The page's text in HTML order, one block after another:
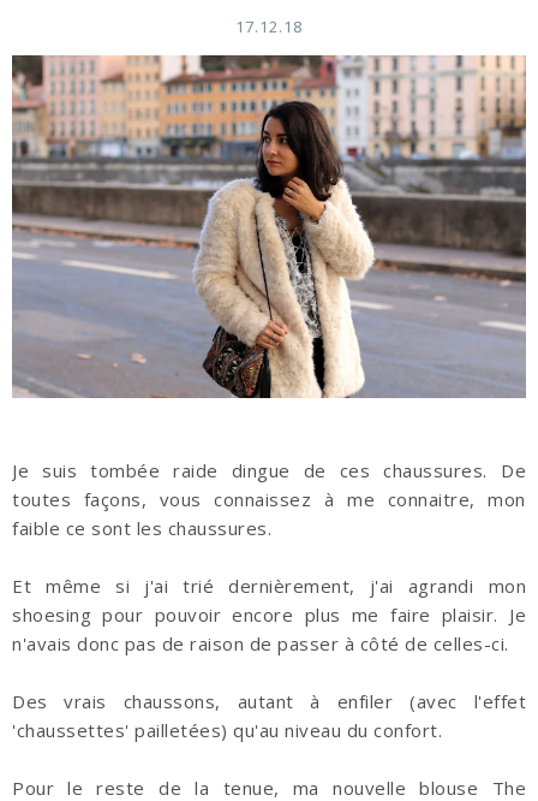
17.12.18
Je suis tombée raide dingue de ces chaussures. De
toutes façons, vous connaissez à me connaitre, mon
faible ce sont les chaussures.
Et même si j'ai trié dernièrement, j'ai agrandi mon
shoesing pour pouvoir encore plus me faire plaisir. Je
n'avais donc pas de raison de passer à côté de celles-ci.
Des vrais chaussons, autant à enfiler (avec l'effet
'chaussettes' pailletées) qu'au niveau du confort.
Pour le reste de la tenue, ma nouvelle blouse The